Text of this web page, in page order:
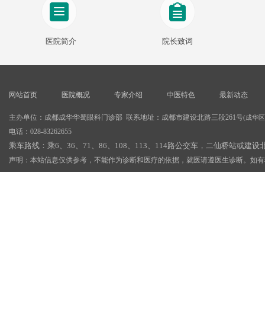
主办单位：成都成华华蜀眼科门诊部 联系地址：成都市建设北路三段261号(成华
电话：028-83262655
乘车路线：乘6、36、71、86、108、113、114路公交车，二仙桥站或建设
声明：本站信息仅供参考，不能作为诊断和医疗的依据，就医请遵医生诊断。如
网站首页 医院概况 专家介绍 中医特色 最新动态
医院简介 院长致词